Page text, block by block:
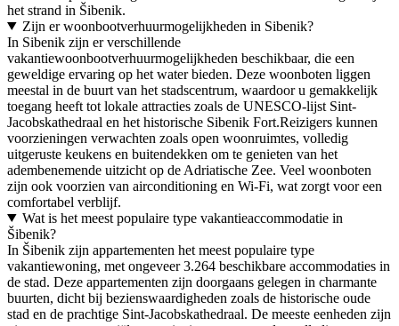
het strand in Šibenik.
Zijn er woonbootverhuurmogelijkheden in Sibenik?
In Sibenik zijn er verschillende
vakantiewoonbootverhuurmogelijkheden beschikbaar, die een
geweldige ervaring op het water bieden. Deze woonboten liggen
meestal in de buurt van het stadscentrum, waardoor u gemakkelijk
toegang heeft tot lokale attracties zoals de UNESCO-lijst Sint-
Jacobskathedraal en het historische Sibenik Fort.Reizigers kunnen
voorzieningen verwachten zoals open woonruimtes, volledig
uitgeruste keukens en buitendekken om te genieten van het
adembenemende uitzicht op de Adriatische Zee. Veel woonboten
zijn ook voorzien van airconditioning en Wi-Fi, wat zorgt voor een
comfortabel verblijf.
Wat is het meest populaire type vakantieaccommodatie in
Šibenik?
In Šibenik zijn appartementen het meest populaire type
vakantiewoning, met ongeveer 3.264 beschikbare accommodaties in
de stad. Deze appartementen zijn doorgaans gelegen in charmante
buurten, dicht bij bezienswaardigheden zoals de historische oude
stad en de prachtige Sint-Jacobskathedraal. De meeste eenheden zijn